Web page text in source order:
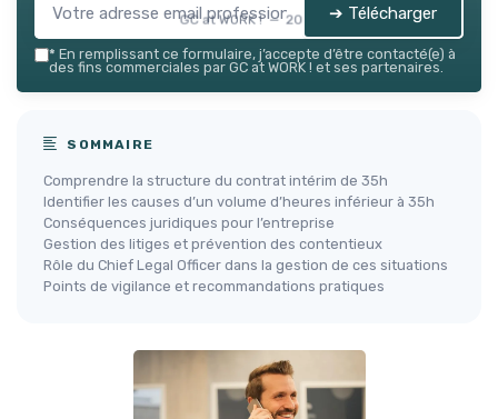
GC at WORK ! — 2026 ➔ Télécharger
* En remplissant ce formulaire, j’accepte d’être contacté(e) à
des fins commerciales par GC at WORK ! et ses partenaires.
SOMMAIRE
Comprendre la structure du contrat intérim de 35h
Identifier les causes d’un volume d’heures inférieur à 35h
Conséquences juridiques pour l’entreprise
Gestion des litiges et prévention des contentieux
Rôle du Chief Legal Officer dans la gestion de ces situations
Points de vigilance et recommandations pratiques